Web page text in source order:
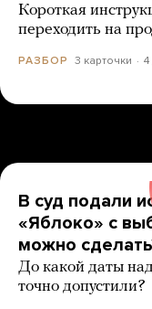
Короткая
переходить на
РАЗБОР 3 карточки 4
В суд подали
«Яблоко» с
можно
До какой даты
точно допустили?